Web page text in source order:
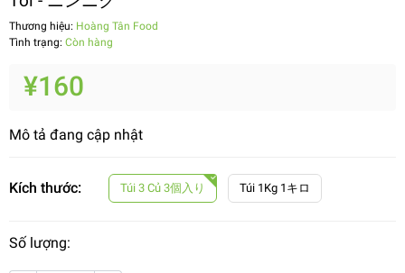
Thương hiệu: Hoàng Tân Food
Tình trạng: Còn hàng
¥160
Mô tả đang cập nhật
Kích thước: Túi 3 Củ 3個入り Túi 1Kg 1キロ
Số lượng: